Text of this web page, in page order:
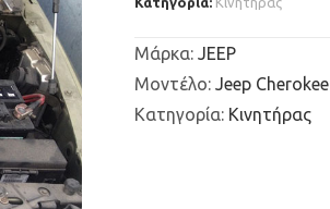
Μάρκα: JEEP
Μοντέλο: Jeep Cherokee
Κατηγορία: Κινητήρας